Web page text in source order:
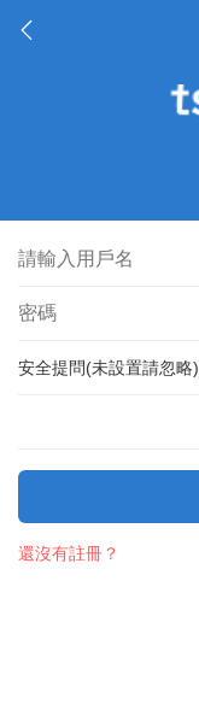
安全提問(未設置請忽略)
還沒有註冊？